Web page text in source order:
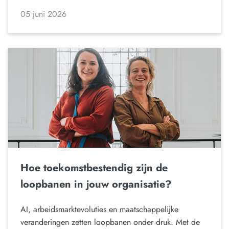
05 juni 2026
Hoe toekomstbestendig zijn de
loopbanen in jouw organisatie?
AI, arbeidsmarktevoluties en maatschappelijke
veranderingen zetten loopbanen onder druk. Met de